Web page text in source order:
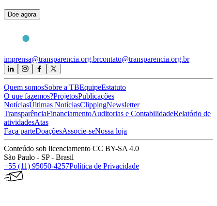
Doe agora
imprensa@transparencia.org.brcontato@transparencia.org.br
Quem somosSobre a TBEquipeEstatuto
O que fazemos?ProjetosPublicações
NotíciasÚltimas NotíciasClippingNewsletter
TransparênciaFinanciamentoAuditorias e ContabilidadeRelatório de
atividadesAtas
Faça parteDoaçõesAssocie-seNossa loja
Conteúdo sob licenciamento CC BY-SA 4.0
São Paulo - SP - Brasil
+55 (11) 95050-4257Política de Privacidade